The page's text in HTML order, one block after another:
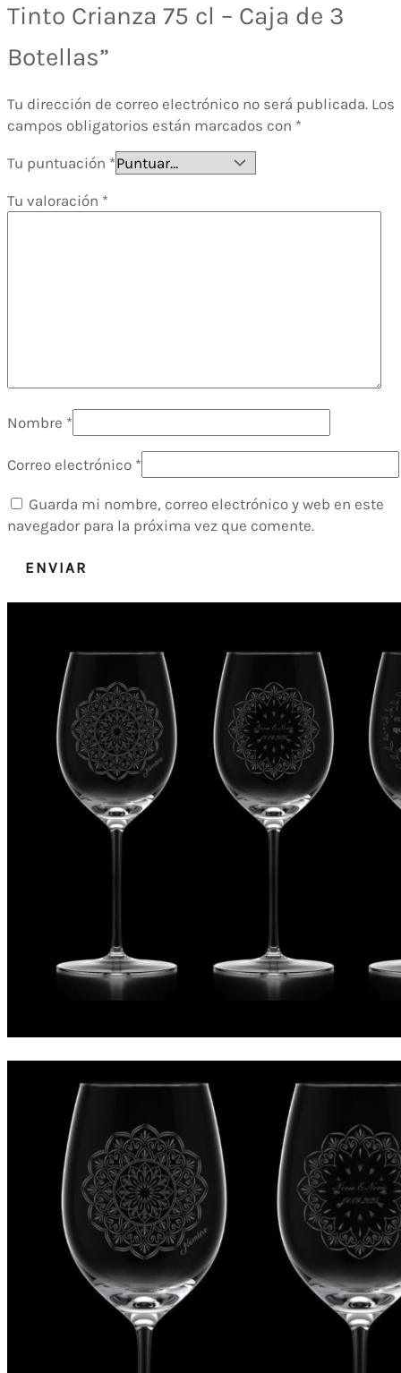
Tinto Crianza 75 cl – Caja de 3
Botellas”
Tu dirección de correo electrónico no será publicada. Los
campos obligatorios están marcados con *
Tu puntuación *
Tu valoración *
Nombre *
Correo electrónico *
Guarda mi nombre, correo electrónico y web en este
navegador para la próxima vez que comente.